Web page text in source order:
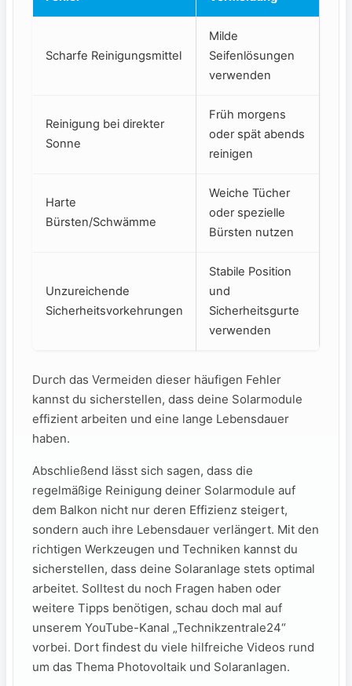
Scharfe Reinigungsmittel
Milde
Seifenlösungen⁢
verwenden
Reinigung bei direkter
Sonne
Früh morgens
oder spät abends
reinigen
Harte
Bürsten/Schwämme
Weiche Tücher
oder spezielle
Bürsten nutzen
Unzureichende ​
Sicherheitsvorkehrungen
Stabile Position
und
Sicherheitsgurte
verwenden
Durch das Vermeiden⁤ dieser häufigen Fehler
kannst ‍du sicherstellen, dass deine Solarmodule
effizient⁤ arbeiten und⁢ eine lange Lebensdauer
haben.
Abschließend⁢ lässt sich sagen, dass die
regelmäßige Reinigung deiner‍ Solarmodule auf
dem Balkon nicht nur deren Effizienz steigert,
sondern auch ihre Lebensdauer verlängert.⁣ Mit‍ den
richtigen Werkzeugen und‍ Techniken kannst du
sicherstellen, dass deine ⁣Solaranlage stets optimal
arbeitet. ⁢Solltest‍ du noch Fragen haben oder
weitere‍ Tipps benötigen, schau doch mal auf
unserem ‍YouTube-Kanal „Technikzentrale24“
vorbei. Dort findest du viele hilfreiche Videos rund
um das Thema Photovoltaik ​und Solaranlagen.